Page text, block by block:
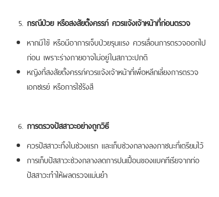
กรณีป่วย หรือสงสัยตั้งครรภ์ ควรแจ้งเจ้าหน้าที่ก่อนตรวจ
หากมีไข้ หรือมีอาการเจ็บป่วยรุนแรง ควรเลื่อนการตรวจออกไป
ก่อน เพราะร่างกายอาจไม่อยู่ในสภาวะปกติ
หญิงที่สงสัยตั้งครรภ์ควรแจ้งเจ้าหน้าที่เพื่อหลีกเลี่ยงการตรวจ
เอกซเรย์ หรือการใช้รังสี
การตรวจปัสสาวะอย่างถูกวิธี
ควรปัสสาวะทิ้งในช่วงแรก และเก็บช่วงกลางลงภาชนะที่เตรียมไว้
การเก็บปัสสาวะช่วงกลางลดการปนเปื้อนของแบคทีเรียจากท่อ
ปัสสาวะทำให้ผลตรวจแม่นยำ